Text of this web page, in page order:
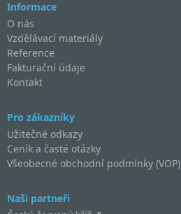
Informace
O nás
Vzdělávací materiály
Reference
Fakturační údaje
Kontakt
Pro zákazníky
Užitečné odkazy
Ceník a časté otázky
Všeobecné obchodní podmínky (VOP)
Naši partneři